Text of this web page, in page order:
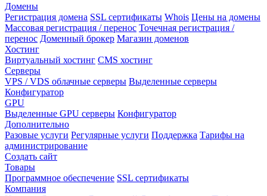
Домены
Регистрация домена SSL сертификаты Whois Цены на домены
Массовая регистрация / перенос Точечная регистрация /
перенос Доменный брокер Магазин доменов
Хостинг
Виртуальный хостинг CMS хостинг
Серверы
VPS / VDS облачные серверы Выделенные серверы
Конфигуратор
GPU
Выделенные GPU серверы Конфигуратор
Дополнительно
Разовые услуги Регулярные услуги Поддержка Тарифы на
администрирование
Создать сайт
Товары
Программное обеспечение SSL сертификаты
Компания